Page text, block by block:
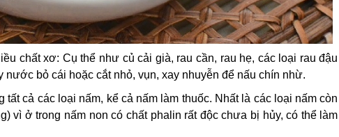
chất xơ: Cụ thể như củ cải già, rau cần, rau hẹ, các loại rau đậu
nước bỏ cái hoặc cắt nhỏ, vụn, xay nhuyễn để nấu chín nhừ.
cả các loại nấm, kể cả nấm làm thuốc. Nhất là các loại nấm còn
vì ở trong nấm non có chất phalin rất độc chưa bị hủy, có thể làm